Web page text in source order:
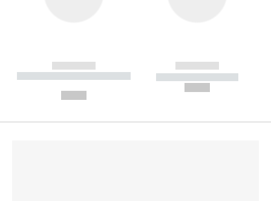
------------
----------- ----------- --------
------------
----------- -----------